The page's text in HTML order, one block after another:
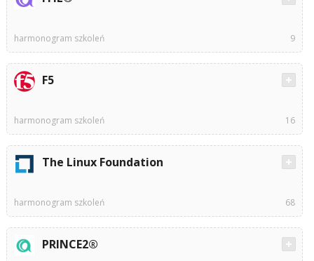
harmonogram szkoleń 9
F5
harmonogram szkoleń 16
The Linux Foundation
harmonogram szkoleń 68
PRINCE2®